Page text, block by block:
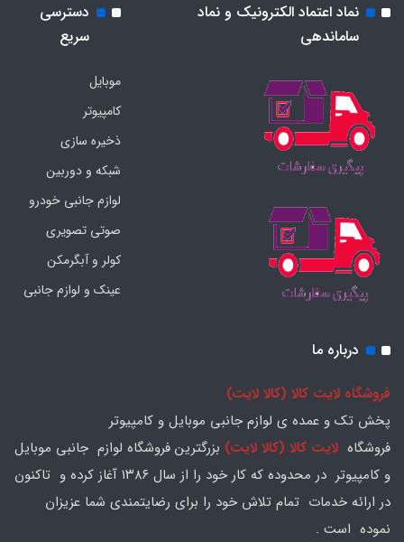
نماد اعتماد الکترونیک و نماد
ساماندهی
دسترسی
سریع
موبایل
کامپیوتر
ذخیره سازی
شبکه و دوربین
لوازم جانبی خودرو
صوتی تصویری
کولر و آبگرمکن
عینک و لوازم جانبی
درباره ما
فروشگاه لایت کالا (کالا لایت)
پخش تک و عمده ی لوازم جانبی موبایل و کامپیوتر
فروشگاه لایت کالا (کالا لایت) بزرگترین فروشگاه لوازم جانبی موبایل
و کامپیوتر در محدوده که کار خود را از سال ۱۳۸۶ آغاز کرده و تاکنون
در ارائه خدمات تمام تلاش خود را برای رضایتمندی شما عزیزان
نموده است .